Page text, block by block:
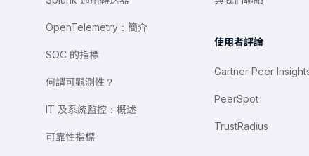
OpenTelemetry：簡介
SOC 的指標
何謂可觀測性？
IT 及系統監控：概述
可靠性指標
使用者評論
Gartner Peer
PeerSpot
TrustRadius